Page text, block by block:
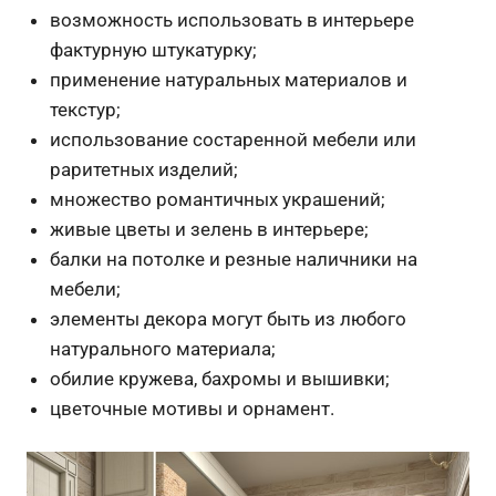
возможность использовать в интерьере
фактурную штукатурку;
применение натуральных материалов и
текстур;
использование состаренной мебели или
раритетных изделий;
множество романтичных украшений;
живые цветы и зелень в интерьере;
балки на потолке и резные наличники на
мебели;
элементы декора могут быть из любого
натурального материала;
обилие кружева, бахромы и вышивки;
цветочные мотивы и орнамент.